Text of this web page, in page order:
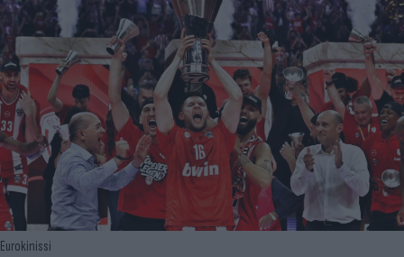
Eurokinissi